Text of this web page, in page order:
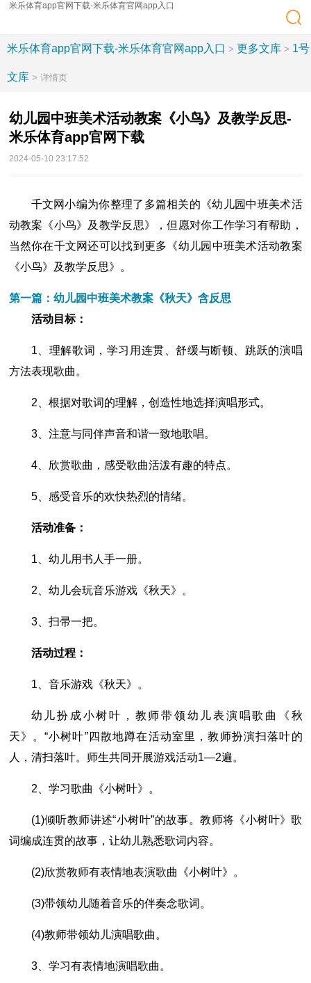
米乐体育app官网下载-米乐体育官网app入口
米乐体育app官网下载-米乐体育官网app入口 > 更多文库 > 1号
文库 > 详情页
幼儿园中班美术活动教案《小鸟》及教学反思-
米乐体育app官网下载
2024-05-10 23:17:52
千文网小编为你整理了多篇相关的《幼儿园中班美术活
动教案《小鸟》及教学反思》，但愿对你工作学习有帮助，
当然你在千文网还可以找到更多《幼儿园中班美术活动教案
《小鸟》及教学反思》。
第一篇：幼儿园中班美术教案《秋天》含反思
活动目标：
1、理解歌词，学习用连贯、舒缓与断顿、跳跃的演唱
方法表现歌曲。
2、根据对歌词的理解，创造性地选择演唱形式。
3、注意与同伴声音和谐一致地歌唱。
4、欣赏歌曲，感受歌曲活泼有趣的特点。
5、感受音乐的欢快热烈的情绪。
活动准备：
1、幼儿用书人手一册。
2、幼儿会玩音乐游戏《秋天》。
3、扫帚一把。
活动过程：
1、音乐游戏《秋天》。
幼儿扮成小树叶，教师带领幼儿表演唱歌曲《秋
天》。“小树叶”四散地蹲在活动室里，教师扮演扫落叶的
人，清扫落叶。师生共同开展游戏活动1―2遍。
2、学习歌曲《小树叶》。
(1)倾听教师讲述“小树叶”的故事。教师将《小树叶》歌
词编成连贯的故事，让幼儿熟悉歌词内容。
(2)欣赏教师有表情地表演歌曲《小树叶》。
(3)带领幼儿随着音乐的伴奏念歌词。
(4)教师带领幼儿演唱歌曲。
3、学习有表情地演唱歌曲。